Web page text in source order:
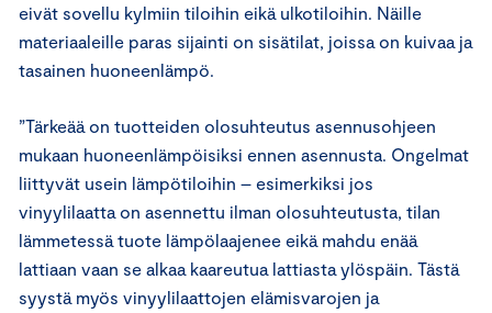
eivät sovellu kylmiin tiloihin eikä ulkotiloihin. Näille
materiaaleille paras sijainti on sisätilat, joissa on kuivaa ja
tasainen huoneenlämpö.
”Tärkeää on tuotteiden olosuhteutus asennusohjeen
mukaan huoneenlämpöisiksi ennen asennusta. Ongelmat
liittyvät usein lämpötiloihin – esimerkiksi jos
vinyylilaatta on asennettu ilman olosuhteutusta, tilan
lämmetessä tuote lämpölaajenee eikä mahdu enää
lattiaan vaan se alkaa kaareutua lattiasta ylöspäin. Tästä
syystä myös vinyylilaattojen elämisvarojen ja